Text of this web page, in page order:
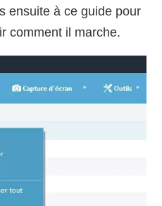
ensuite à ce guide pour
comment il marche.